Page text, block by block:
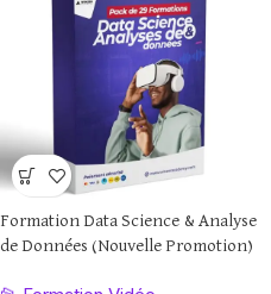
Formation Data Science & Analyse
de Données (Nouvelle Promotion)